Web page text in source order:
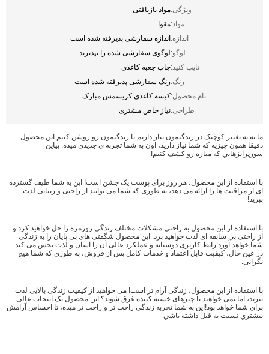
ویژگی:مواد بازیافتی
مواد:مقوا
اندازه:اندازه سفارشی پذیرفته شده است
لوگو:لوگوی سفارشی شده را بپذیرید
تایپ کنید:چاپ جعبه کاغذی
رنگ:رنگ سفارشی پذیرفته شده است
نام محصول:کیسه کاغذی کریسمس مبارک
طراحی:نیاز خاص مشتری
ما به يه تغيير کوچيک در زندگيمون نياز داريم تا زندگيمون رو روشن کنيم اين محصول
دقیقا همون چيزيه که شما نياز داريد، اون به شما تجربه ي جديدي ميده. بياين
سورپرايزهايي که مياره رو کشف کنيم!
با استفاده از این محصول، هر روز برای پوست یک جشن است! این به شما طیف گسترده
ای از مراقبت ها را ارائه می دهد، به طوری که شما می توانید از راحتی و زیبایی لذت
ببرید!
با استفاده از این محصول به راحتی مشکلات مختلف زندگی روزمره را حل خواهید کرد و
از راحتی بی سابقه ای لذت خواهید برد. این محصول شگفتی های بی پایان را به زندگی
شما خواهد آورد.رابط کاربری دوستانه و عملکرد عالی آن را آسان و لذت بخش می کند.
در عین حال، کیفیت قابل اعتماد و خدمات کامل پس از فروش، به طوری که شما هیچ
نگرانی.
با استفاده از این محصول، زندگی آرام تر است! می خواهید از کیفیت زندگی بالایی لذت
ببرید، اما نمی خواهید با چیزهای خسته کننده غرق شوید؟ این محصول یک انتخاب عالی
برای شما خواهد بود!اين به شما تجربه زندگي راحت تر و راحت تر ميده، تا احساس آرامش
بيشتري نسبت به قبل داشته باشي